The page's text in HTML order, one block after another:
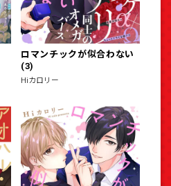
ロマンチックが似合わない
(3)
Hiカロリー